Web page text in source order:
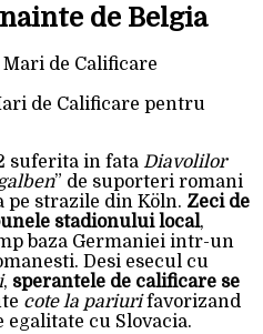
de Belgia
de Calificare pentru
suferita in fata Diavolilor
” de suporteri romani
pe strazile din Köln. Zeci de
stadionului local,
baza Germaniei intr-un
Desi esecul cu
, sperantele de calificare se
cote la pariurifavorizand
cu Slovacia.